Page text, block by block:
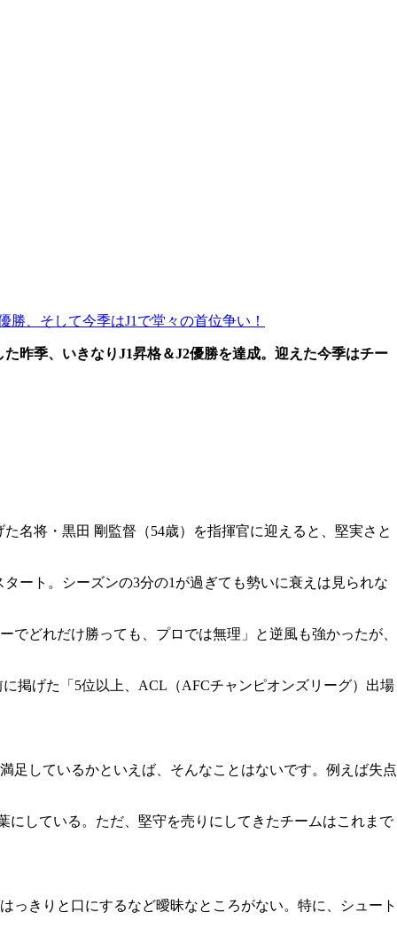
、そして今季はJ1で堂々の首位争い！
た昨季、いきなりJ1昇格＆J2優勝を達成。迎えた今季はチー
名将・黒田 剛監督（54歳）を指揮官に迎えると、堅実さと
ート。シーズンの3分の1が過ぎても勢いに衰えは見られな
どれだけ勝っても、プロでは無理」と逆風も強かったが、
掲げた「5位以上、ACL（AFCチャンピオンズリーグ）出場
足しているかといえば、そんなことはないです。例えば失点
にしている。ただ、堅守を売りにしてきたチームはこれまで
っきりと口にするなど曖昧なところがない。特に、シュート